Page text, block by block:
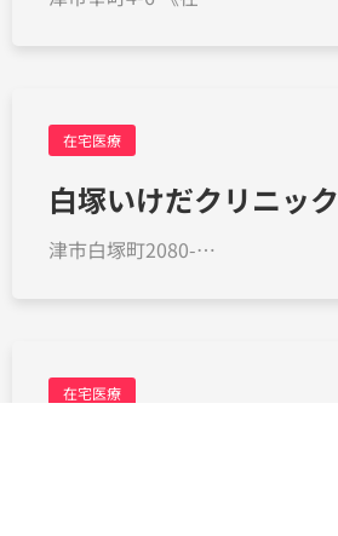
在宅医療
白塚いけだクリニック
津市白塚町2080-…
在宅医療